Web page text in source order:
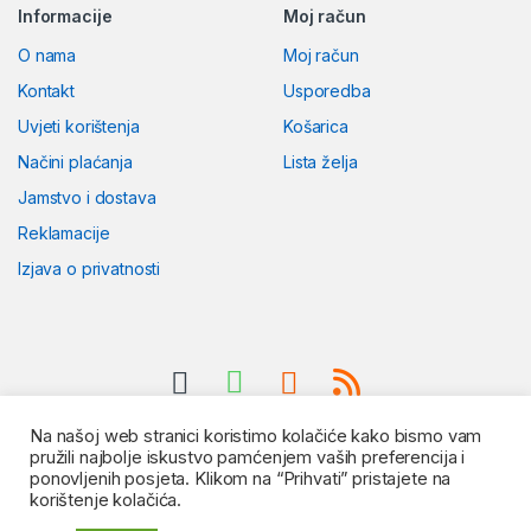
Informacije
O nama
Kontakt
Uvjeti korištenja
Načini plaćanja
Jamstvo i dostava
Reklamacije
Izjava o privatnosti
Moj račun
Moj račun
Usporedba
Košarica
Lista želja
Na našoj web stranici koristimo kolačiće kako bismo vam
pružili najbolje iskustvo pamćenjem vaših preferencija i
ponovljenih posjeta. Klikom na “Prihvati” pristajete na
korištenje kolačića.